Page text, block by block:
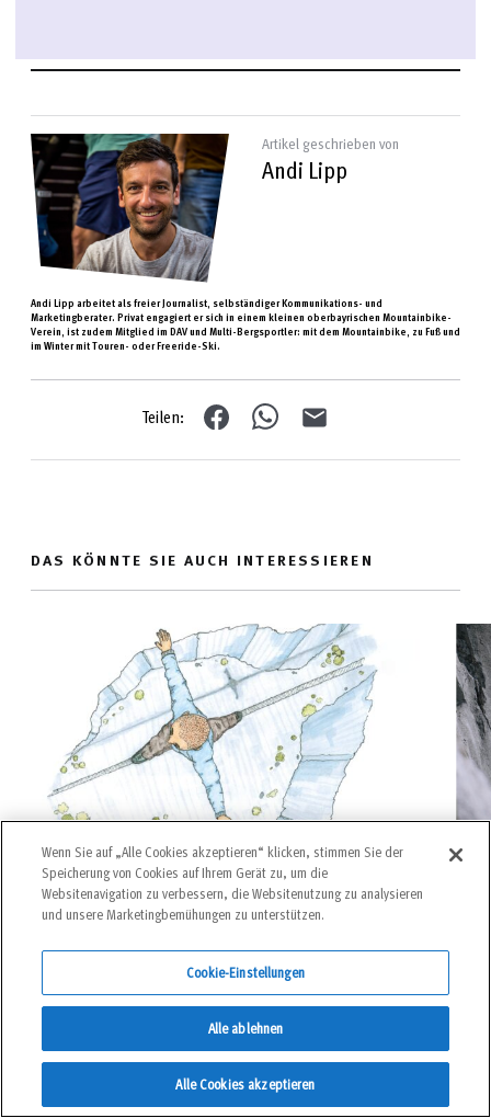
Artikel geschrieben von
Andi Lipp
Andi Lipp arbeitet als freier Journalist, selbständiger Kommunikations- und
Marketingberater. Privat engagiert er sich in einem kleinen oberbayrischen Mountainbike-
Verein, ist zudem Mitglied im DAV und Multi-Bergsportler: mit dem Mountainbike, zu Fuß und
im Winter mit Touren- oder Freeride-Ski.
Teilen:
DAS KÖNNTE SIE AUCH INTERESSIEREN
EIGENVERANTWORTUNG
10. Juni. 2026
vonAndreas Ermacora
Haftung bei Alpinunfällen: Selbst
schuld! Oder doch nicht?
Alle Kommentare (0)
Wenn Sie auf „Alle Cookies akzeptieren“ klicken, stimmen Sie der
Speicherung von Cookies auf Ihrem Gerät zu, um die
Websitenavigation zu verbessern, die Websitenutzung zu analysieren
und unsere Marketingbemühungen zu unterstützen.
Cookie-Einstellungen
Alle ablehnen
Alle Cookies akzeptieren